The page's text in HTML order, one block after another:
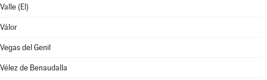
Valle (El)
Válor
Vegas del Genil
Vélez de Benaudalla